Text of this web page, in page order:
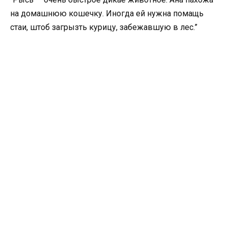
на домашнюю кошечку. Иногда ей нужна помащь
стаи, штоб загрызть курицу, забежавшую в лес.”